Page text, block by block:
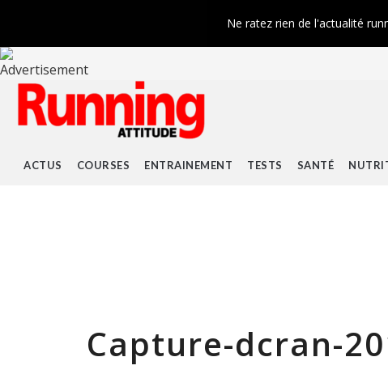
ACTUS COURSES ENTRAINEMENT TESTS SANTÉ
Capture-dcran-
Ne ratez rien de l'actualité